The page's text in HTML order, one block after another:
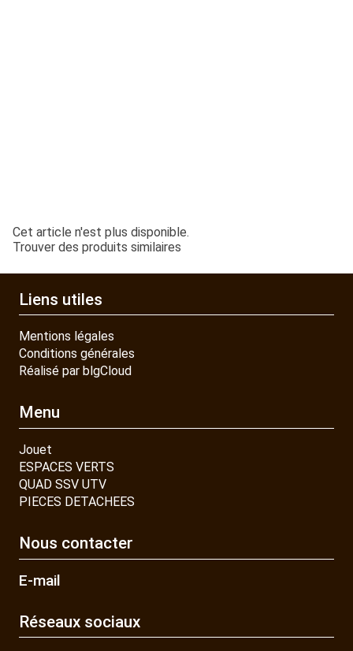
Cet article n'est plus disponible.
Trouver des produits similaires
Liens utiles
Mentions légales
Conditions générales
Réalisé par blgCloud
Menu
Jouet
ESPACES VERTS
QUAD SSV UTV
PIECES DETACHEES
Nous contacter
E-mail
Réseaux sociaux